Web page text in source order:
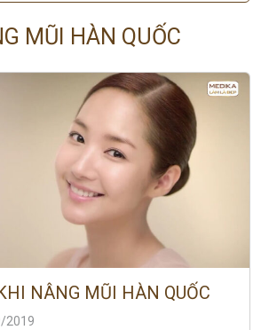
MŨI HÀN QUỐC
NÂNG MŨI HÀN QUỐC
2019